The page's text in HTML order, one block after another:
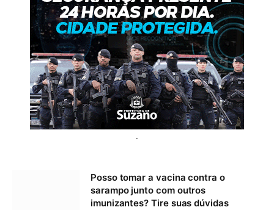
.
Posso tomar a vacina contra o
sarampo junto com outros
imunizantes? Tire suas dúvidas